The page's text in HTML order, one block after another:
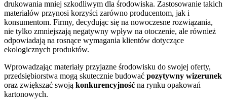
drukowania mniej szkodliwym dla środowiska. Zastosowanie takich
materiałów przynosi korzyści zarówno producentom, jak i
konsumentom. Firmy, decydując się na nowoczesne rozwiązania,
nie tylko zmniejszają negatywny wpływ na otoczenie, ale również
odpowiadają na rosnące wymagania klientów dotyczące
ekologicznych produktów.
Wprowadzając materiały przyjazne środowisku do swojej oferty,
przedsiębiorstwa mogą skutecznie budować pozytywny wizerunek
oraz zwiększać swoją konkurencyjność na rynku opakowań
kartonowych.